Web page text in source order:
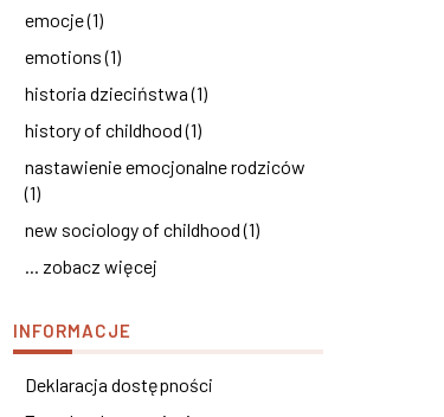
emocje (1)
emotions (1)
historia dzieciństwa (1)
history of childhood (1)
nastawienie emocjonalne rodziców
(1)
new sociology of childhood (1)
... zobacz więcej
INFORMACJE
Deklaracja dostępności